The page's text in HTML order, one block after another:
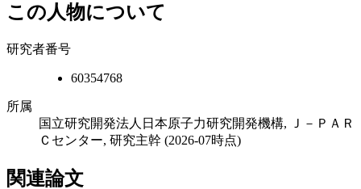
この人物について
研究者番号
60354768
所属
国立研究開発法人日本原子力研究開発機構, Ｊ－ＰＡＲ
Ｃセンター, 研究主幹 (2026-07時点)
関連論文